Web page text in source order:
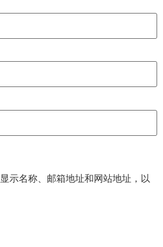
示名称、邮箱地址和网站地址，以